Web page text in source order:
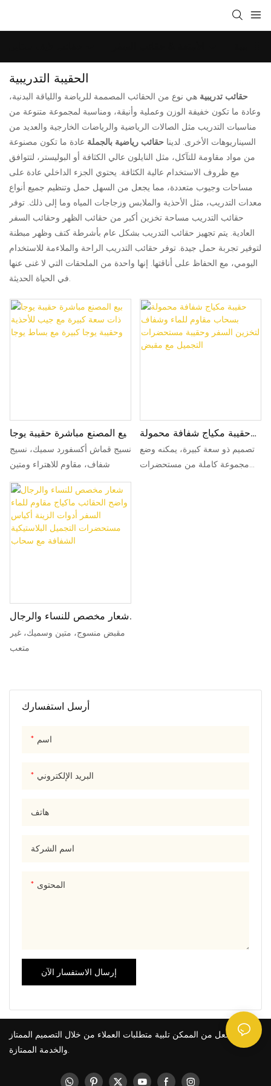
الحقيبة التدريبية
حقائب تدريبية هي نوع من الحقائب المصممة للرياضة واللياقة البدنية،
وعادة ما تكون خفيفة الوزن وعملية وأنيقة، ومناسبة لمجموعة متنوعة من
مناسبات التدريب مثل الصالات الرياضية والرياضات الخارجية والعديد من
السيناريوهات الأخرى. لدينا حقائب رياضية بالجملة عادة ما تكون مصنوعة
من مواد مقاومة للتآكل، مثل النايلون عالي الكثافة أو البوليستر، لتتوافق
مع ظروف الاستخدام عالية الكثافة. يحتوي الجزء الداخلي عادة على
مساحات وجيوب متعددة، مما يجعل من السهل حمل وتنظيم جميع أنواع
معدات التدريب، مثل الأحذية والملابس وزجاجات المياه وما إلى ذلك. توفر
حقائب التدريب مساحة تخزين أكبر من حقائب الظهر وحقائب السفر
العادية. يتم تجهيز حقائب التدريب بشكل عام بأشرطة كتف وظهر مبطنة
لتوفير تجربة حمل جيدة. توفر حقائب التدريب الراحة والملاءمة للاستخدام
اليومي، مع الحفاظ على أناقتها. إنها واحدة من الملحقات التي لا غنى عنها
في الحياة الحديثة.
أرسل استفسارك
اسم
البريد الإلكتروني
هاتف
اسم الشركة
المحتوى
إرسال الاستفسار الآن
بيع المصنع مباشرة حقيبة يوجا
ذات سعة كبيرة مع جيب
للأحذية وحقيبة يوجا كبيرة مع
نسيج قماش أكسفورد سميك، نسيج
شفاف، مقاوم للاهتراء ومتين
حقيبة مكياج شفافة محمولة
بسحاب مقاوم للماء وشفاف
لتخزين السفر وحقيبة
تصميم ذو سعة كبيرة، يمكنه وضع
مجموعة كاملة من مستحضرات
شعار مخصص للنساء والرجال
واضح الحقائب ماكياج مقاوم
للماء السفر أدوات الزينة
مقبض منسوج، متين وسميك، غير
متعب
مما يجعل من الممكن تلبية متطلبات العملاء من خلال التصميم الممتاز
والخدمة الممتازة.